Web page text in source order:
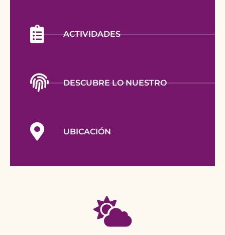
ACTIVIDADES
DESCUBRE LO NUESTRO
UBICACIÓN